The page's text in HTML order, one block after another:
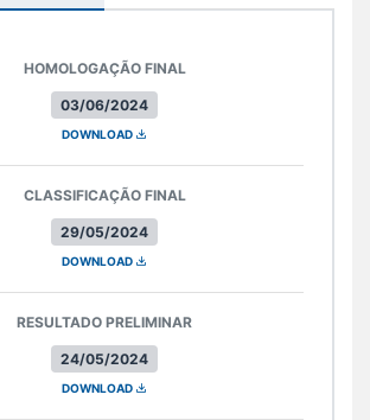
03/06/2024
HOMOLOGAÇÃO FINAL
DOWNLOAD
29/05/2024
CLASSIFICAÇÃO FINAL
DOWNLOAD
24/05/2024
RESULTADO PRELIMINAR
DOWNLOAD